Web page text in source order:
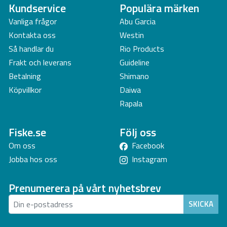
Kundservice
Vanliga frågor
Kontakta oss
Så handlar du
Frakt och leverans
Betalning
Köpvillkor
Populära märken
Abu Garcia
Westin
Rio Products
Guideline
Shimano
Daiwa
Rapala
Fiske.se
Om oss
Jobba hos oss
Följ oss
Facebook
Instagram
Prenumerera på vårt nyhetsbrev
SKICKA